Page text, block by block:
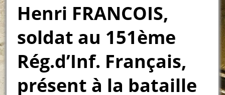
Henri FRANCOIS,
soldat au 151ème
Rég.d’Inf. Français,
présent à la bataille